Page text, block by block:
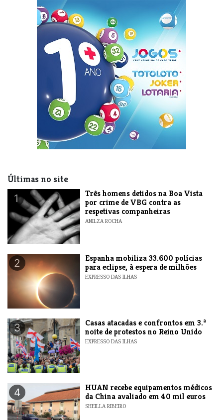
Últimas no site
1
Três homens detidos na Boa Vista
por crime de VBG contra as
respetivas companheiras
ANILZA ROCHA
2
Espanha mobiliza 33.600 polícias
para eclipse, à espera de milhões
EXPRESSO DAS ILHAS
3
Casas atacadas e confrontos em 3.ª
noite de protestos no Reino Unido
EXPRESSO DAS ILHAS
4
HUAN recebe equipamentos médicos
da China avaliado em 40 mil euros
SHEILLA RIBEIRO